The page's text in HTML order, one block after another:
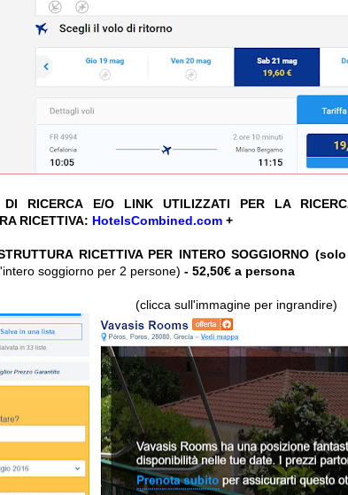
DI RICERCA E/O LINK UTILIZZATI PER LA
RICETTIVA: HotelsCombined.com +
RICETTIVA PER INTERO SOGGIORNO
soggiorno per 2 persone) - 52,50€ a persona
(clicca sull'immagine per ingrandire)